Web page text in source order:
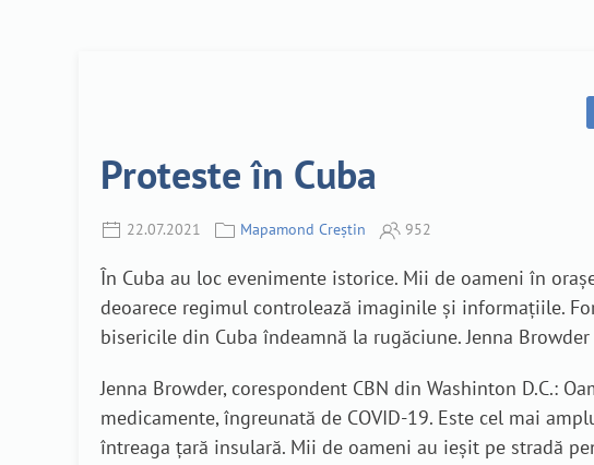
Proteste în Cuba
22.07.2021 Mapamond Creștin 952
În Cuba au loc evenimente istorice. Mii de oameni în
deoarece regimul controlează imaginile și informațiile.
bisericile din Cuba îndeamnă la rugăciune. Jenna
Jenna Browder, corespondent CBN din Washinton D.C.:
medicamente, îngreunată de COVID-19. Este cel mai
întreaga țară insulară. Mii de oameni au ieșit pe stradă